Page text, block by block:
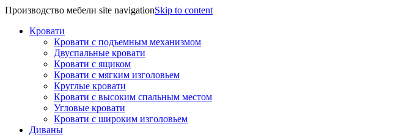
Производство мебели site navigationSkip to content
Кровати
Кровати с подъемным механизмом
Двуспальные кровати
Кровати с ящиком
Кровати с мягким изголовьем
Круглые кровати
Кровати с высоким спальным местом
Угловые кровати
Кровати с широким изголовьем
Диваны